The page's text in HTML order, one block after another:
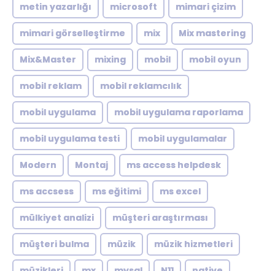
metin yazarlığı microsoft mimari çizim
mimari görselleştirme mix Mix mastering
Mix&Master mixing mobil mobil oyun
mobil reklam mobil reklamcılık
mobil uygulama mobil uygulama raporlama
mobil uygulama testi mobil uygulamalar
Modern Montaj ms access helpdesk
ms accsess ms eğitimi ms excel
mülkiyet analizi müşteri araştırması
müşteri bulma müzik müzik hizmetleri